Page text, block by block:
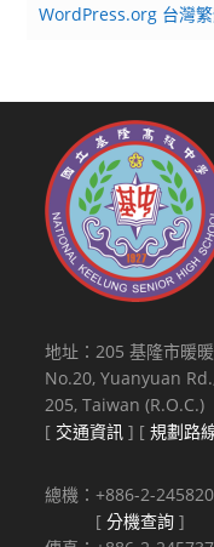
WordPress.org 台灣
地址：205 基隆市暖
No.20, Yuanyuan
205, Taiwan (R.O.C.)
[ 交通資訊 ] [規劃路
總機：+886-2-
[分機查詢 ]